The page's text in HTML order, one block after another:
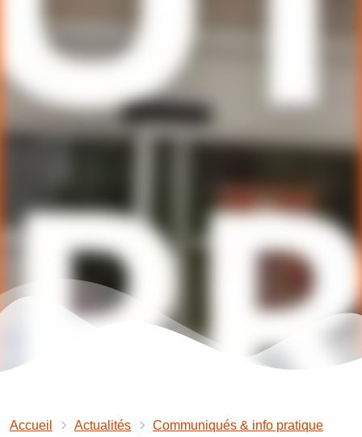
Accueil Actualités
Communiqués & info pratique